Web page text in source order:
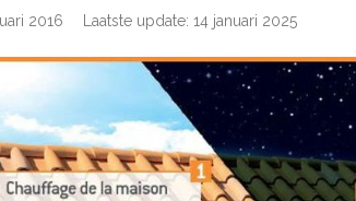
2016 Laatste update: 14 januari 2025